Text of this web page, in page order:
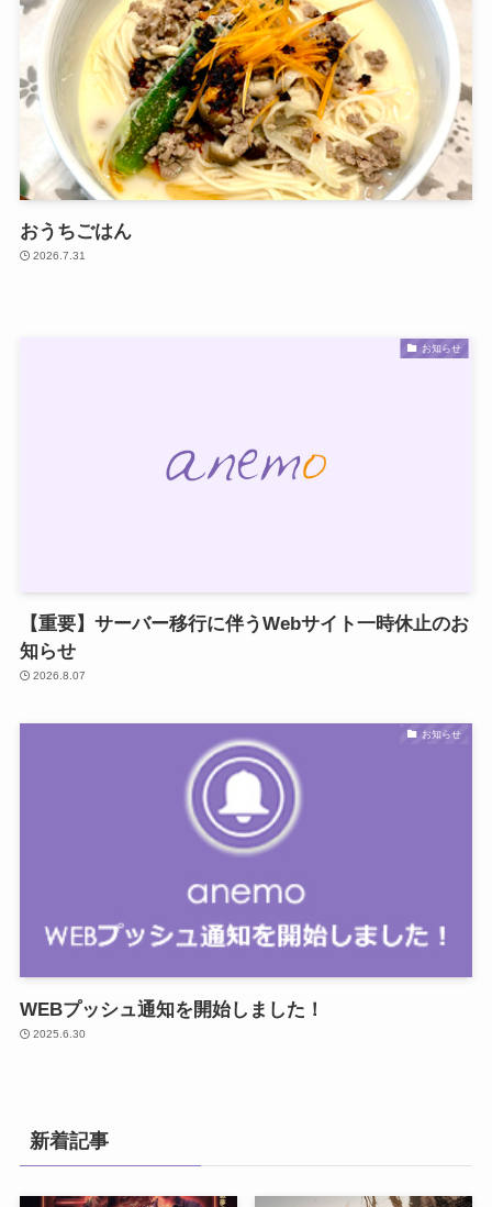
おうちごはん
2026.7.31
お知らせ
【重要】サーバー移行に伴うWebサイト一時休止のお
知らせ
2026.8.07
お知らせ
WEBプッシュ通知を開始しました！
2025.6.30
新着記事